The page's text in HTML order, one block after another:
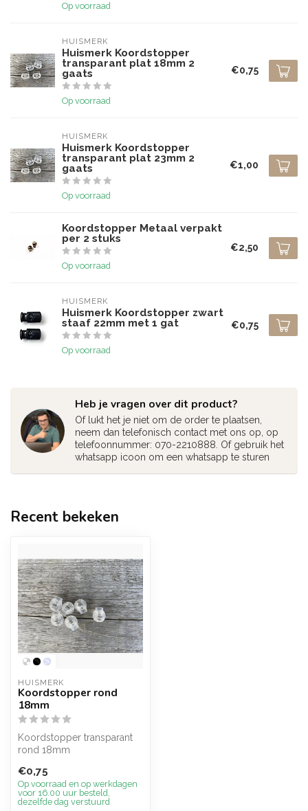
Op voorraad
HUISMERK
Huismerk Koordstopper
transparant plat 18mm 2
gaats
Op voorraad
€0,75
HUISMERK
Huismerk Koordstopper
transparant plat 23mm 2
gaats
Op voorraad
€1,00
Koordstopper Metaal verpakt
per 2 stuks
Op voorraad
€2,50
HUISMERK
Huismerk Koordstopper zwart
staaf 22mm met 1 gat
Op voorraad
€0,75
Heb je vragen over dit product?
Of lukt het je niet om de order te plaatsen,
neem dan telefonisch contact met ons op, op
telefoonnummer: 070-2210888. Of gebruik het
whatsapp icoon om een whatsapp te sturen
Recent bekeken
HUISMERK
Koordstopper rond
18mm
Koordstopper transparant
rond 18mm
€0,75
Op voorraad en op werkdagen
voor 16.00 uur besteld,
dezelfde dag verstuurd